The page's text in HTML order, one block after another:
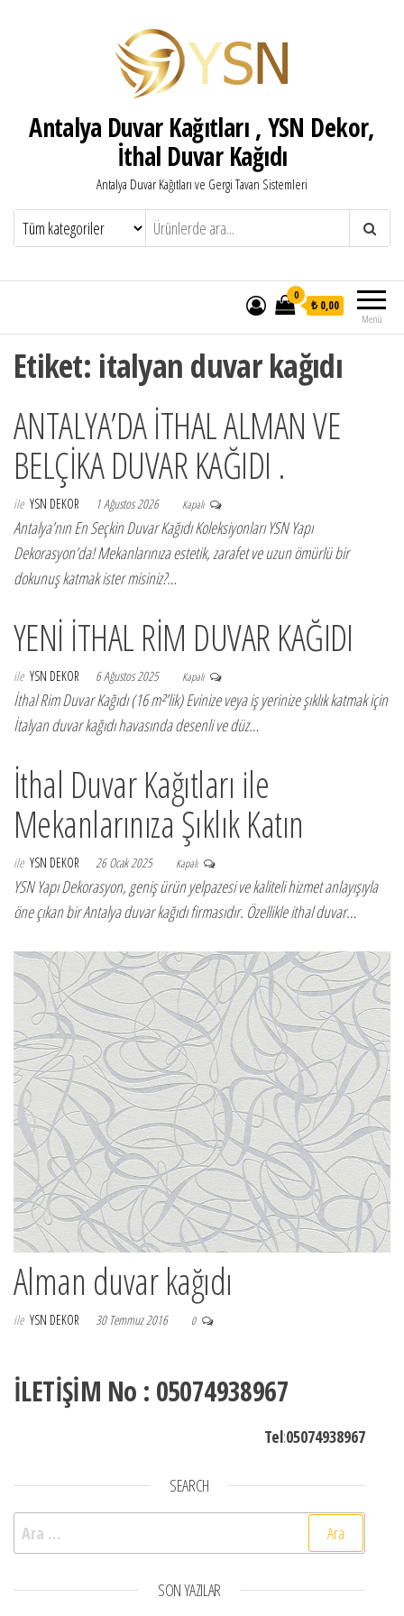
Antalya Duvar Kağıtları , YSN Dekor,
İthal Duvar Kağıdı
Antalya Duvar Kağıtları ve Gergi Tavan Sistemleri
Menü
0
₺ 0,00
Etiket: italyan duvar kağıdı
ANTALYA’DA İTHAL ALMAN VE
BELÇİKA DUVAR KAĞIDI .
ile YSN DEKOR 1 Ağustos 2026 Kapalı
Antalya’nın En Seçkin Duvar Kağıdı Koleksiyonları YSN Yapı
Dekorasyon’da! Mekanlarınıza estetik, zarafet ve uzun ömürlü bir
dokunuş katmak ister misiniz?…
YENİ İTHAL RİM DUVAR KAĞIDI
ile YSN DEKOR 6 Ağustos 2025 Kapalı
İthal Rim Duvar Kağıdı (16 m²’lik) Evinize veya iş yerinize şıklık katmak için
İtalyan duvar kağıdı havasında desenli ve düz…
İthal Duvar Kağıtları ile
Mekanlarınıza Şıklık Katın
ile YSN DEKOR 26 Ocak 2025 Kapalı
YSN Yapı Dekorasyon, geniş ürün yelpazesi ve kaliteli hizmet anlayışıyla
öne çıkan bir Antalya duvar kağıdı firmasıdır. Özellikle ithal duvar…
Alman duvar kağıdı
ile YSN DEKOR 30 Temmuz 2016 0
İLETİŞİM No : 05074938967
Tel:05074938967
SEARCH
Arama:
SON YAZILAR